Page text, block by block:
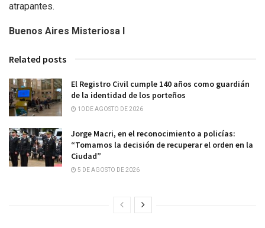
atrapantes.
Buenos Aires Misteriosa I
Related posts
El Registro Civil cumple 140 años como guardián
de la identidad de los porteños
10 DE AGOSTO DE 2026
Jorge Macri, en el reconocimiento a policías:
“Tomamos la decisión de recuperar el orden en la
Ciudad”
5 DE AGOSTO DE 2026